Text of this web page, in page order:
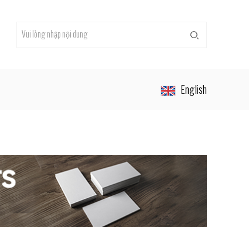
English